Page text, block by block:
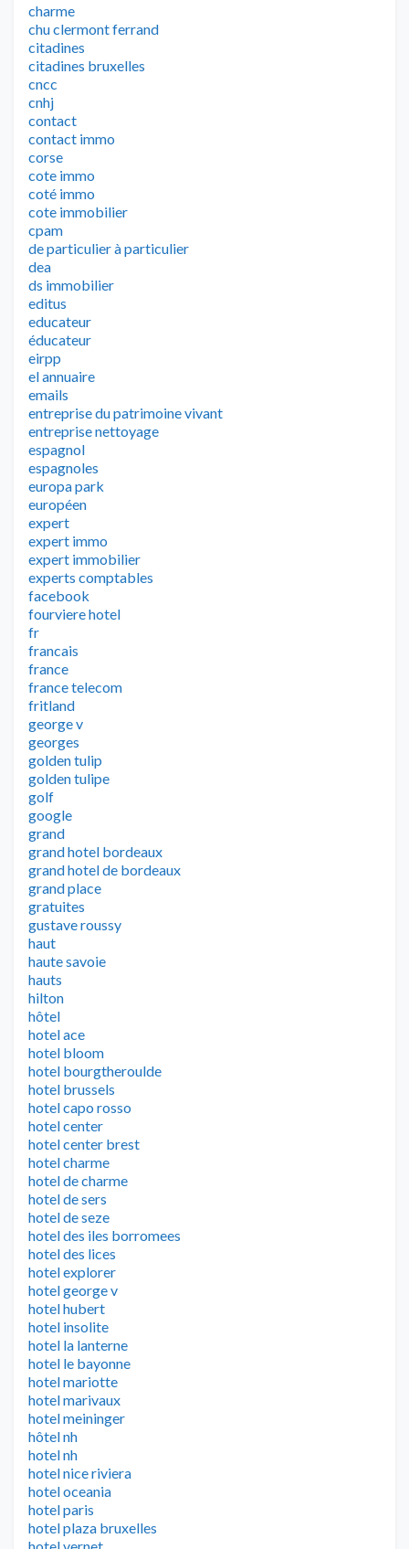
charme
chu clermont ferrand
citadines
citadines bruxelles
cncc
cnhj
contact
contact immo
corse
cote immo
coté immo
cote immobilier
cpam
de particulier à particulier
dea
ds immobilier
editus
educateur
éducateur
eirpp
el annuaire
emails
entreprise du patrimoine vivant
entreprise nettoyage
espagnol
espagnoles
europa park
européen
expert
expert immo
expert immobilier
experts comptables
facebook
fourviere hotel
fr
francais
france
france telecom
fritland
george v
georges
golden tulip
golden tulipe
golf
google
grand
grand hotel bordeaux
grand hotel de bordeaux
grand place
gratuites
gustave roussy
haut
haute savoie
hauts
hilton
hôtel
hotel ace
hotel bloom
hotel bourgtheroulde
hotel brussels
hotel capo rosso
hotel center
hotel center brest
hotel charme
hotel de charme
hotel de sers
hotel de seze
hotel des iles borromees
hotel des lices
hotel explorer
hotel george v
hotel hubert
hotel insolite
hotel la lanterne
hotel le bayonne
hotel mariotte
hotel marivaux
hotel meininger
hôtel nh
hotel nh
hotel nice riviera
hotel oceania
hotel paris
hotel plaza bruxelles